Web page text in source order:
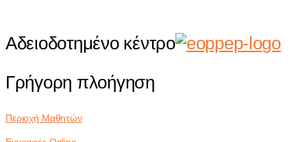
Αδειοδοτημένο κέντρο
Γρήγορη πλοήγηση
Περιοχή Μαθητών